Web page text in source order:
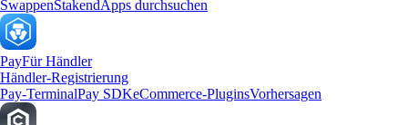
SwappenStakendApps durchsuchen
PayFür Händler
Händler-Registrierung
Pay-TerminalPay SDKeCommerce-PluginsVorhersagen